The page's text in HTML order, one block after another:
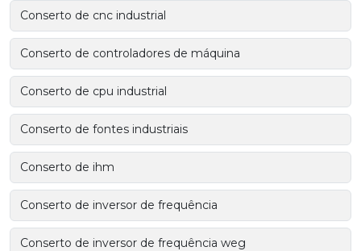
Conserto de cnc industrial
Conserto de controladores de máquina
Conserto de cpu industrial
Conserto de fontes industriais
Conserto de ihm
Conserto de inversor de frequência
Conserto de inversor de frequência weg